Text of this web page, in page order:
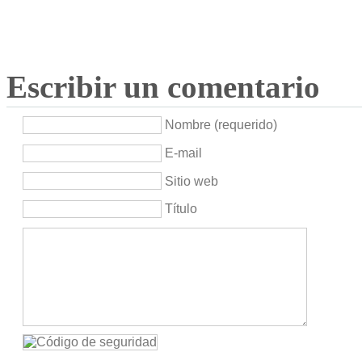
Escribir un comentario
Nombre (requerido)
E-mail
Sitio web
Título